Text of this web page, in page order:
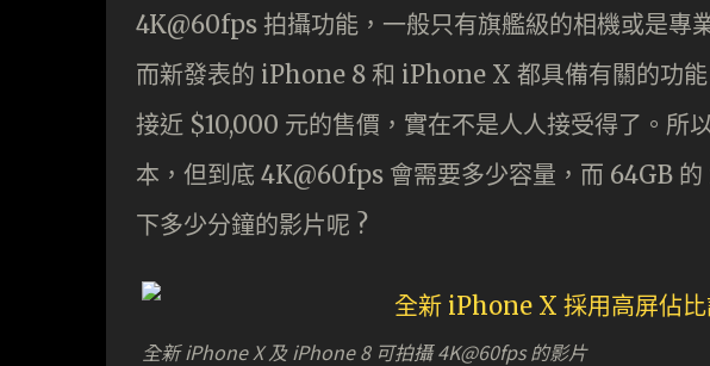
4K@60fps 拍攝功能，一般只有旗艦級的相機或是專
而新發表的 iPhone 8 和 iPhone X 都具備有關的功
接近 $10,000 元的售價，實在不是人人接受得了。所
本，但到底 4K@60fps 會需要多少容量，而 64GB
下多少分鐘的影片呢 ?
全新 iPhone X 及 iPhone 8 可拍攝 4K@60fps 的影片